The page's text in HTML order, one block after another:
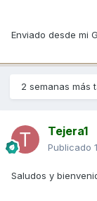
Enviado desde mi
2 semanas más
Tejera1
Publicado
Saludos y